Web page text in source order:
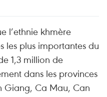
l’ethnie khmère
les plus importantes du
1,3 million de
dans les provinces
Giang, Ca Mau, Can